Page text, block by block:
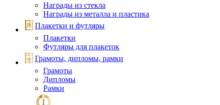
Награды из стекла
Награды из металла и пластика
Плакетки и футляры
Плакетки
Футляры для плакеток
Грамоты, дипломы, рамки
Грамоты
Дипломы
Рамки